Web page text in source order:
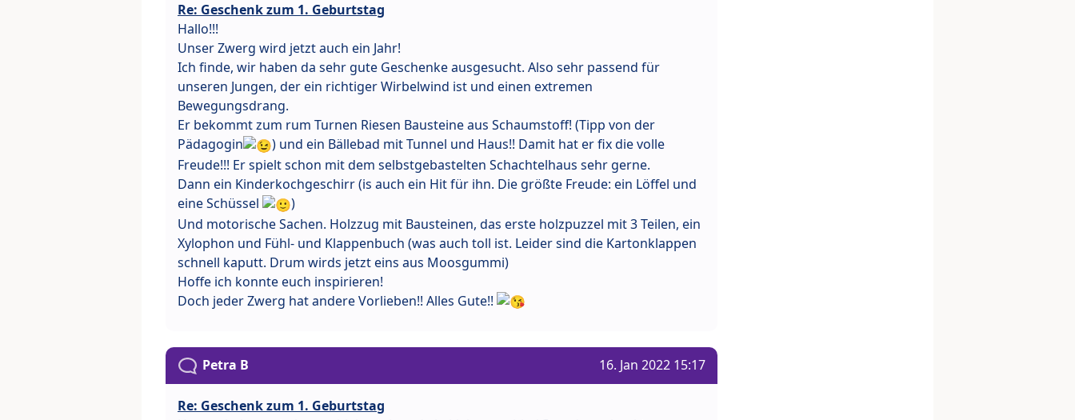
Re: Geschenk zum 1. Geburtstag
Hallo!!!
Unser Zwerg wird jetzt auch ein Jahr!
Ich finde, wir haben da sehr gute Geschenke ausgesucht. Also sehr passend für
unseren Jungen, der ein richtiger Wirbelwind ist und einen extremen
Bewegungsdrang.
Er bekommt zum rum Turnen Riesen Bausteine aus Schaumstoff! (Tipp von der
Pädagogin
) und ein Bällebad mit Tunnel und Haus!! Damit hat er fix die volle
Freude!!! Er spielt schon mit dem selbstgebastelten Schachtelhaus sehr gerne.
Dann ein Kinderkochgeschirr (is auch ein Hit für ihn. Die größte Freude: ein Löffel und
eine Schüssel
)
Und motorische Sachen. Holzzug mit Bausteinen, das erste holzpuzzel mit 3 Teilen, ein
Xylophon und Fühl- und Klappenbuch (was auch toll ist. Leider sind die Kartonklappen
schnell kaputt. Drum wirds jetzt eins aus Moosgummi)
Hoffe ich konnte euch inspirieren!
Doch jeder Zwerg hat andere Vorlieben!! Alles Gute!!
Petra B 16. Jan 2022 15:17
Re: Geschenk zum 1. Geburtstag